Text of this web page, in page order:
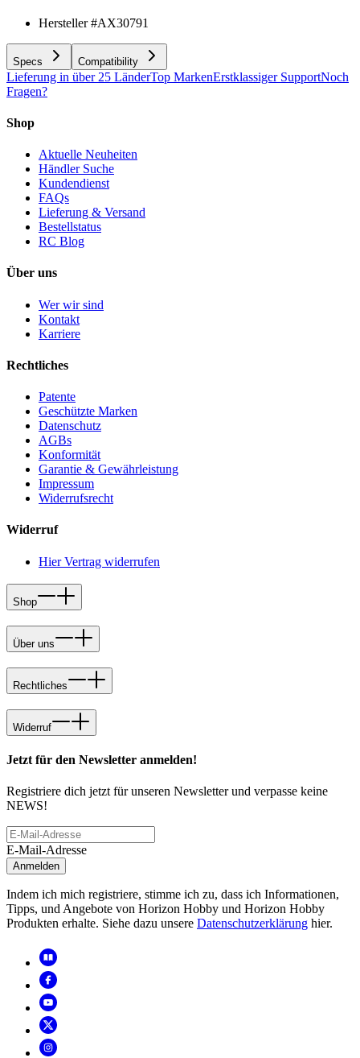
Hersteller #AX30791
Specs Compatibility
Lieferung in über 25 LänderTop MarkenErstklassiger SupportNoch
Fragen?
Shop
Aktuelle Neuheiten
Händler Suche
Kundendienst
FAQs
Lieferung & Versand
Bestellstatus
RC Blog
Über uns
Wer wir sind
Kontakt
Karriere
Rechtliches
Patente
Geschützte Marken
Datenschutz
AGBs
Konformität
Garantie & Gewährleistung
Impressum
Widerrufsrecht
Widerruf
Hier Vertrag widerrufen
Shop
Über uns
Rechtliches
Widerruf
Jetzt für den Newsletter anmelden!
Registriere dich jetzt für unseren Newsletter und verpasse keine
NEWS!
E-Mail-Adresse
Anmelden
Indem ich mich registriere, stimme ich zu, dass ich Informationen,
Tipps, und Angebote von Horizon Hobby und Horizon Hobby
Produkten erhalte. Siehe dazu unsere Datenschutzerklärung hier.